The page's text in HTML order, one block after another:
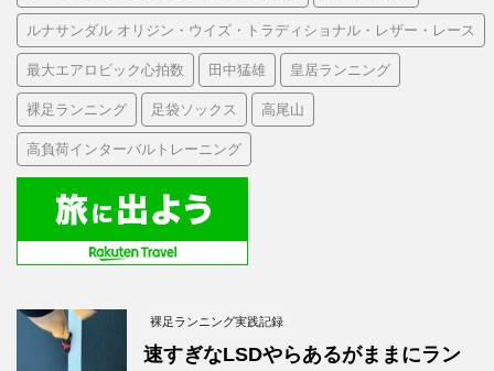
ルナサンダル オリジン・ウイズ・トラディショナル・レザー・レース
最大エアロビック心拍数 田中猛雄 皇居ランニング
裸足ランニング 足袋ソックス 高尾山
高負荷インターバルトレーニング
裸足ランニング実践記録
速すぎなLSDやらあるがままにラン